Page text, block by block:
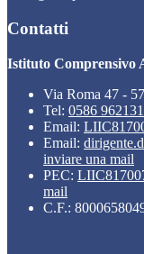
Contatti
Istituto Comprensivo
Via Roma 47 -
Tel: 0586 962131
Email:
Email:
inviare una mail
PEC:
mail
C.F.: